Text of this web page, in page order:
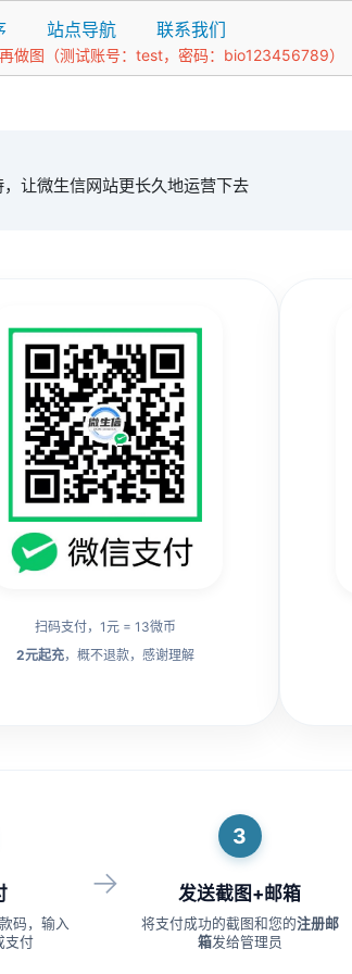
站点导航 联系我们
做图（测试账号：test，密码：bio123456789）
让微生信网站更长久地运营下去
扫码支付，1元 = 13微币
2元起充，概不退款，感谢理解
码，输入
支付
→
3
发送截图+邮箱
将支付成功的截图和您的注册邮
箱发给管理员